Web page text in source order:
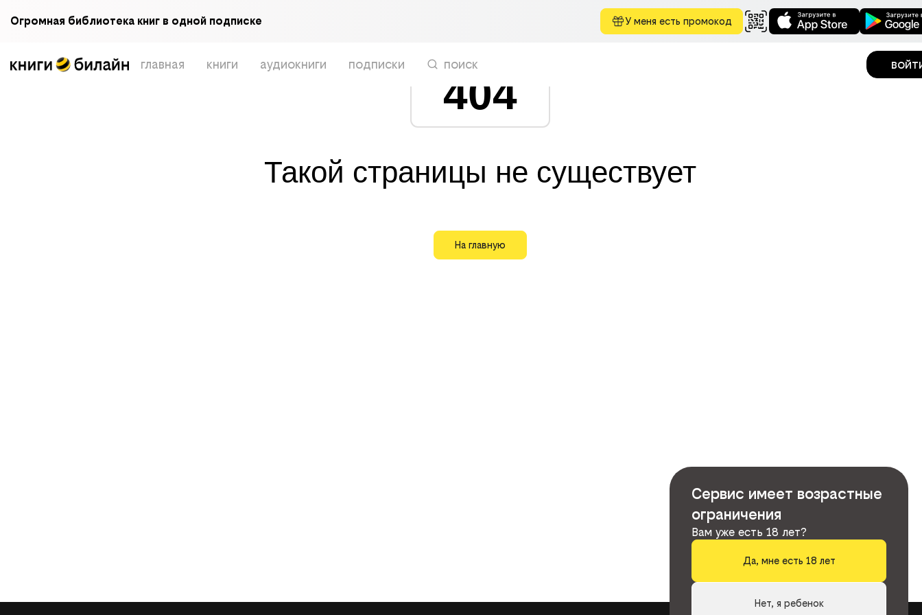
Огромная библиотека книг в одной подписке У меня есть промокод
главная книги аудиокниги подписки поиск
404
Такой страницы не существует
На главную
Сервис имеет возрастные
ограничения
Вам уже есть 18 лет?
Да, мне есть 18 лет
Нет, я ребенок